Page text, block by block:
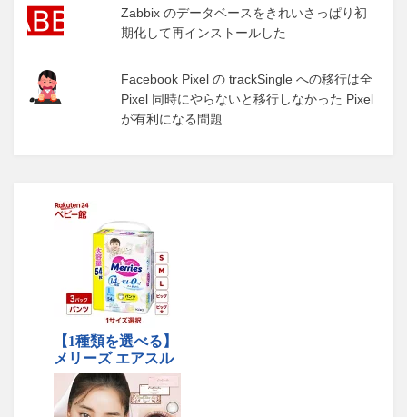
Zabbix のデータベースをきれいさっぱり初
期化して再インストールした
Facebook Pixel の trackSingle への移行は全
Pixel 同時にやらないと移行しなかった Pixel
が有利になる問題